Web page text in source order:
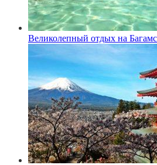
Великолепный отдых на